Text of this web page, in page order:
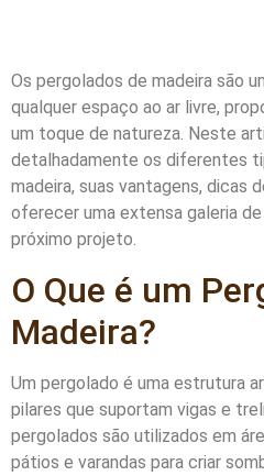
Os pergolados de madeira são
qualquer espaço ao ar livre,
um toque de natureza. Neste
detalhadamente os diferentes
madeira, suas vantagens, dicas
oferecer uma extensa galeria
próximo projeto.
O Que é um
Madeira?
Um pergolado é uma estrutura
pilares que suportam vigas e
pergolados são utilizados em
pátios e varandas para criar